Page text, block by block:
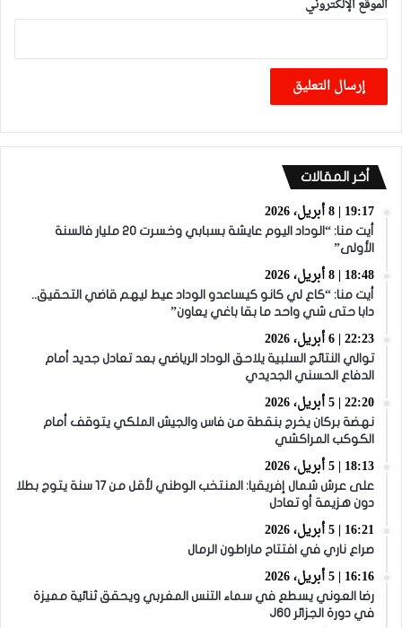
الموقع الإلكتروني
أخر المقالات
19:17 | 8 أبريل، 2026
أيت منا: “الوداد اليوم عايشة بسبابي وخسرت 20 مليار فالسنة
الأولى”
18:48 | 8 أبريل، 2026
أيت منا: “كاع لي كانو كيساعدو الوداد عيط ليهم قاضي التحقيق..
دابا حتى شي واحد ما بقا باغي يعاون”
22:23 | 6 أبريل، 2026
توالي النتائج السلبية يلاحق الوداد الرياضي بعد تعادل جديد أمام
الدفاع الحسني الجديدي
22:20 | 5 أبريل، 2026
نهضة بركان يخرج بنقطة من فاس والجيش الملكي يتوقف أمام
الكوكب المراكشي
18:13 | 5 أبريل، 2026
على عرش شمال إفريقيا: المنتخب الوطني لأقل من 17 سنة يتوج بطلا
دون هزيمة أو تعادل
16:21 | 5 أبريل، 2026
صراع ناري في افتتاح ماراطون الرمال
16:16 | 5 أبريل، 2026
رضا العوني يسطع في سماء التنس المغربي ويحقق ثنائية مميزة
في دورة الجزائر J60